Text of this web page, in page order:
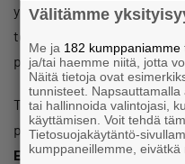
yritysjohtajille ja muille
tekemisestä ja
päättäjille ja
Tutustu tarkemmin
paikkasi alla olevasta
Early bird hinta voimassa
Välitämme
Me ja 182 kumppaniamme
ja/tai haemme niitä, jotta
Näitä tietoja ovat
tunnisteet.
tai hallinnoida valintojasi,
käyttämisen. Voit tehdä
Tietosuojakäytäntö-
kumppaneillemme, eivätkä